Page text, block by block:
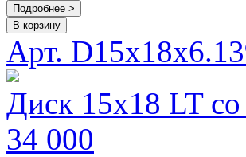
Подробнее >
В корзину
Арт.
Диск 15х18 LT
34 000